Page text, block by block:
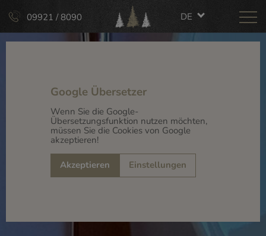
09921 / 8090 DE
Google Übersetzer
Wenn Sie die Google-
Übersetzungsfunktion nutzen möchten,
müssen Sie die Cookies von Google
akzeptieren!
Akzeptieren Einstellungen